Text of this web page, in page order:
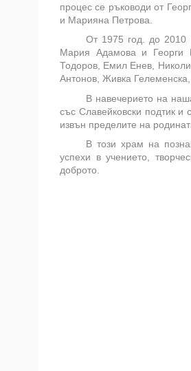
процес се ръководи от
и Марияна Петрова.
От 1975 год. до 2010
Мария Адамова и Георги
Тодоров, Емил Енев,
Антонов, Живка
В навечерието на
със Славейковски подтик и
извън пределите на
В този храм на
успехи в учението,
доброто.